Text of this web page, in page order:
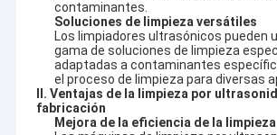
contaminantes.
Soluciones de limpieza versátiles
Los limpiadores ultrasónicos pueden
gama de soluciones de limpieza
adaptadas a contaminantes
el proceso de limpieza para diversas
II. Ventajas de la limpieza por
fabricación
Mejora de la eficiencia de la limpieza